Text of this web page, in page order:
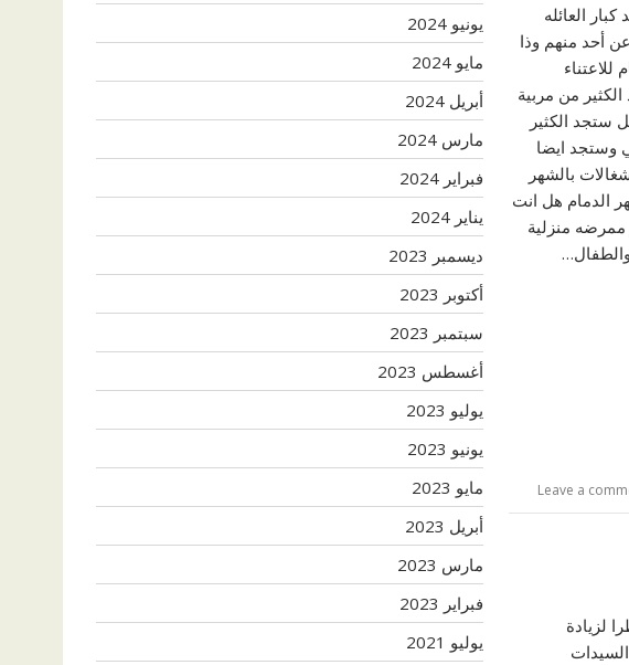
كبار العائله
أحد منهم وذا
من مربية
ستجد الكثير
وستجد ايضا
بالشهر
الدمام هل انت
منزلية
والطفال…
Leave a
لزيادة
يونيو 2024
مايو 2024
أبريل 2024
مارس 2024
فبراير 2024
يناير 2024
ديسمبر 2023
أكتوبر 2023
سبتمبر 2023
أغسطس 2023
يوليو 2023
يونيو 2023
مايو 2023
أبريل 2023
مارس 2023
فبراير 2023
يوليو 2021